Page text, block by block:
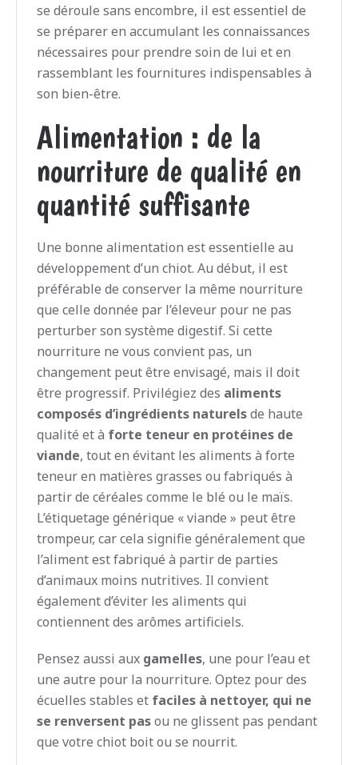
se déroule sans encombre, il est essentiel de
se préparer en accumulant les connaissances
nécessaires pour prendre soin de lui et en
rassemblant les fournitures indispensables à
son bien-être.
Alimentation : de la
nourriture de qualité en
quantité suffisante
Une bonne alimentation est essentielle au
développement d’un chiot. Au début, il est
préférable de conserver la même nourriture
que celle donnée par l’éleveur pour ne pas
perturber son système digestif. Si cette
nourriture ne vous convient pas, un
changement peut être envisagé, mais il doit
être progressif. Privilégiez des aliments
composés d’ingrédients naturelsde haute
qualité et à forte teneur en protéines de
viande, tout en évitant les aliments à forte
teneur en matières grasses ou fabriqués à
partir de céréales comme le blé ou le maïs.
L’étiquetage générique « viande » peut être
trompeur, car cela signifie généralement que
l’aliment est fabriqué à partir de parties
d’animaux moins nutritives. Il convient
également d’éviter les aliments qui
contiennent des arômes artificiels.
Pensez aussi aux gamelles, une pour l’eau et
une autre pour la nourriture. Optez pour des
écuelles stables et faciles à nettoyer, qui ne
se renversent pasou ne glissent pas pendant
que votre chiot boit ou se nourrit.